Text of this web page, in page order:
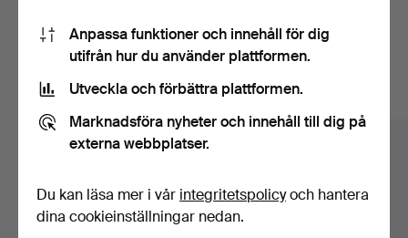
Här är föremål från vårt arkiv som
matchar din sökning
Visa alla föremål
Anpassa funktioner och innehåll för dig
utifrån hur du använder plattformen.
Utveckla och förbättra plattformen.
Marknadsföra nyheter och innehåll till dig på
externa webbplatser.
Du kan läsa mer i vår integritetspolicyoch hantera
dina cookieinställningar nedan.